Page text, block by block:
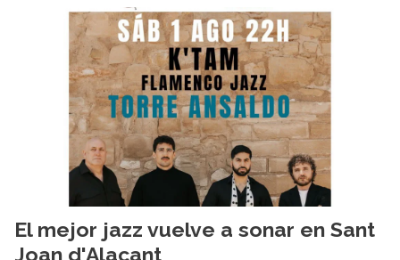
El mejor jazz vuelve a sonar en Sant
Joan d'Alacant